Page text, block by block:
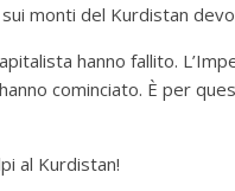
monti del Kurdistan
hanno fallito.
cominciato. È per
al Kurdistan!